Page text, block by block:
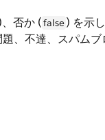
否か (false) を示し
、不達、スパム